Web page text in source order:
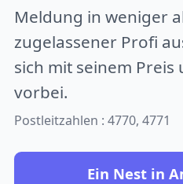
Meldung in weniger
zugelassener Profi
sich mit seinem
vorbei.
Postleitzahlen : 4770, 4771
Ein Nest in